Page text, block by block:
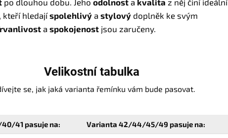
po dlouhou dobu. Jeho odolnost a kvalita z něj činí ideální
kteří hledajíspolehlivý a stylový doplněk ke svým
a spokojenost jsou zaručeny.
Velikostní tabulka
se, jak jaká varianta řemínku vám bude pasovat.
41 pasuje na: Varianta 42/44/45/49 pasuje na: